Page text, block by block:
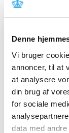
Denne
Vi bruger
annoncer, til at
at analysere
din brug af
for sociale
data med
Første del
medicinsk
sagen
sidste del er en
internationale
Link
Årsrapport for